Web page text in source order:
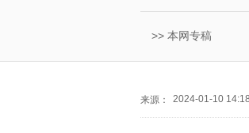
>> 本网专稿
来源： 2024-01-10